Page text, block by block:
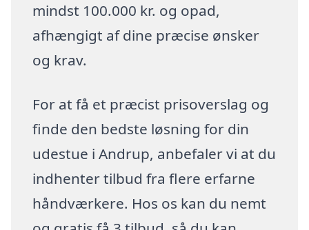
mindst 100.000 kr. og opad,
afhængigt af dine præcise ønsker
og krav.
For at få et præcist prisoverslag og
finde den bedste løsning for din
udestue i Andrup, anbefaler vi at du
indhenter tilbud fra flere erfarne
håndværkere. Hos os kan du nemt